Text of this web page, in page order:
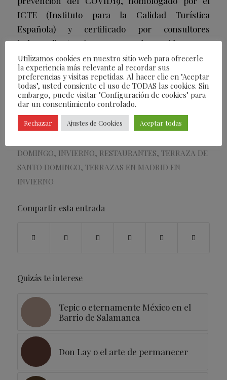
ICTE (Instituto para la Calidad Turística
Española) y certificado por consultores
independientes. Las reservas de comida o cena
incluyen 2 horas de estacionamiento gratuito en
el parking del hotel* (San Bernardo,1 -*Sujeto a
disponibilidad de plazas).
17/11/2021 / PORFEARLESS
DOMINGO, INVIERNO, RESTAURANTES, TERRAZA DE
SANTO DOMINGO, TERRAZAS EN MADRID EN
INVIERNO
Compartir esta entrada
Quizás te interese
Tepic o eternamente México en el
Barrio de Salamanca
Don Lay o el arte de permanecer
Utilizamos cookies en nuestro sitio web para ofrecerle
la experiencia más relevante al recordar sus
preferencias y visitas repetidas. Al hacer clic en "Aceptar
todas", usted consiente el uso de TODAS las cookies. Sin
embargo, puede visitar "Configuración de cookies" para
dar un consentimiento controlado.
Rechazar Ajustes de Cookies Aceptar todas